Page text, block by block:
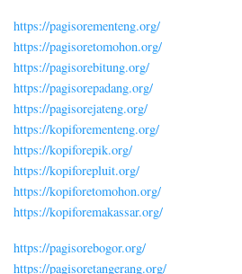
https://pagisorementeng.org/
https://pagisoretomohon.org/
https://pagisorebitung.org/
https://pagisorepadang.org/
https://pagisorejateng.org/
https://kopiforementeng.org/
https://kopiforepik.org/
https://kopiforepluit.org/
https://kopiforetomohon.org/
https://kopiforemakassar.org/
https://pagisorebogor.org/
https://pagisoretangerang.org/